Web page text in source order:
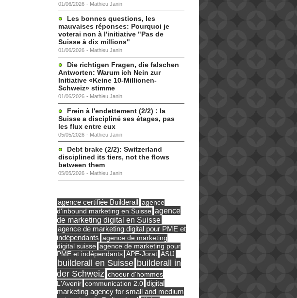
01/06/2026 - Mathieu Janin
Les bonnes questions, les
mauvaises réponses: Pourquoi je
voterai non à l'initiative "Pas de
Suisse à dix millions"
01/06/2026 - Mathieu Janin
Die richtigen Fragen, die falschen
Antworten: Warum ich Nein zur
Initiative «Keine 10-Millionen-
Schweiz» stimme
01/06/2026 - Mathieu Janin
Frein à l'endettement (2/2) : la
Suisse a discipliné ses étages, pas
les flux entre eux
05/05/2026 - Mathieu Janin
Debt brake (2/2): Switzerland
disciplined its tiers, not the flows
between them
05/05/2026 - Mathieu Janin
agence certifiée Builderall
agence
d'inbound marketing en Suisse agence
de marketing digital en Suisse
agence de marketing digital pour PME et
indépendants agence de marketing
digital suisse agence de marketing pour
PME et indépendants APE-Jorat ASIJ
builderall en Suisse builderall in
der Schweiz choeur d'hommes
L'Avenir communication 2.0 digital
marketing agency for small and medium